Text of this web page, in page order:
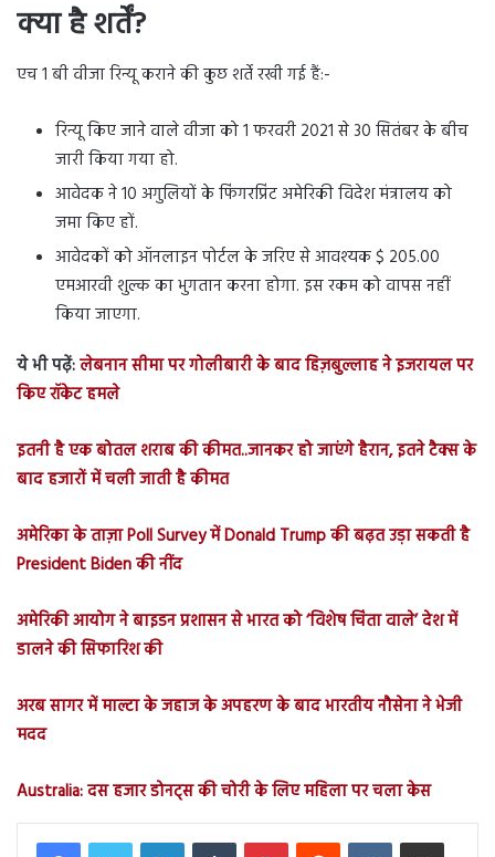
क्या है शर्तें?
एच 1 बी वीजा रिन्यू कराने की कुछ शर्ते रखी गई हैं:-
रिन्यू किए जाने वाले वीजा को 1 फरवरी 2021 से 30 सितंबर के बीच
जारी किया गया हो.
आवेदक ने 10 अगुलियों के फिंगरप्रिंट अमेरिकी विदेश मंत्रालय को
जमा किए हों.
आवेदकों को ऑनलाइन पोर्टल के जरिए से आवश्यक $ 205.00
एमआरवी शुल्क का भुगतान करना होगा. इस रकम को वापस नहीं
किया जाएगा.
ये भी पढ़ें:लेबनान सीमा पर गोलीबारी के बाद हिज़बुल्लाह ने इजरायल पर
किए रॉकेट हमले
इतनी है एक बोतल शराब की कीमत..जानकर हो जाएंगे हैरान, इतने टैक्स के
बाद हजारों में चली जाती है कीमत
अमेरिका के ताज़ा Poll Survey में Donald Trump की बढ़त उड़ा सकती है
President Biden की नींद
अमेरिकी आयोग ने बाइडन प्रशासन से भारत को ‘विशेष चिंता वाले’ देश में
डालने की सिफारिश की
अरब सागर में माल्टा के जहाज के अपहरण के बाद भारतीय नौसेना ने भेजी
मदद
Australia: दस हजार डोनट्स की चोरी के लिए महिला पर चला केस
LinkedInTumblr PinterestReddit VKontakteShare via Email